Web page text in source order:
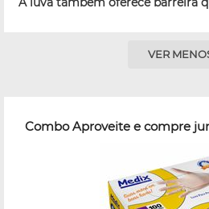
VER
Combo Aproveite e compre